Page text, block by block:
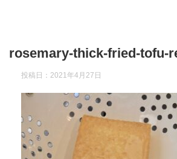
rosemary-thick-fried-tofu-
投稿日： 2021年4月27日